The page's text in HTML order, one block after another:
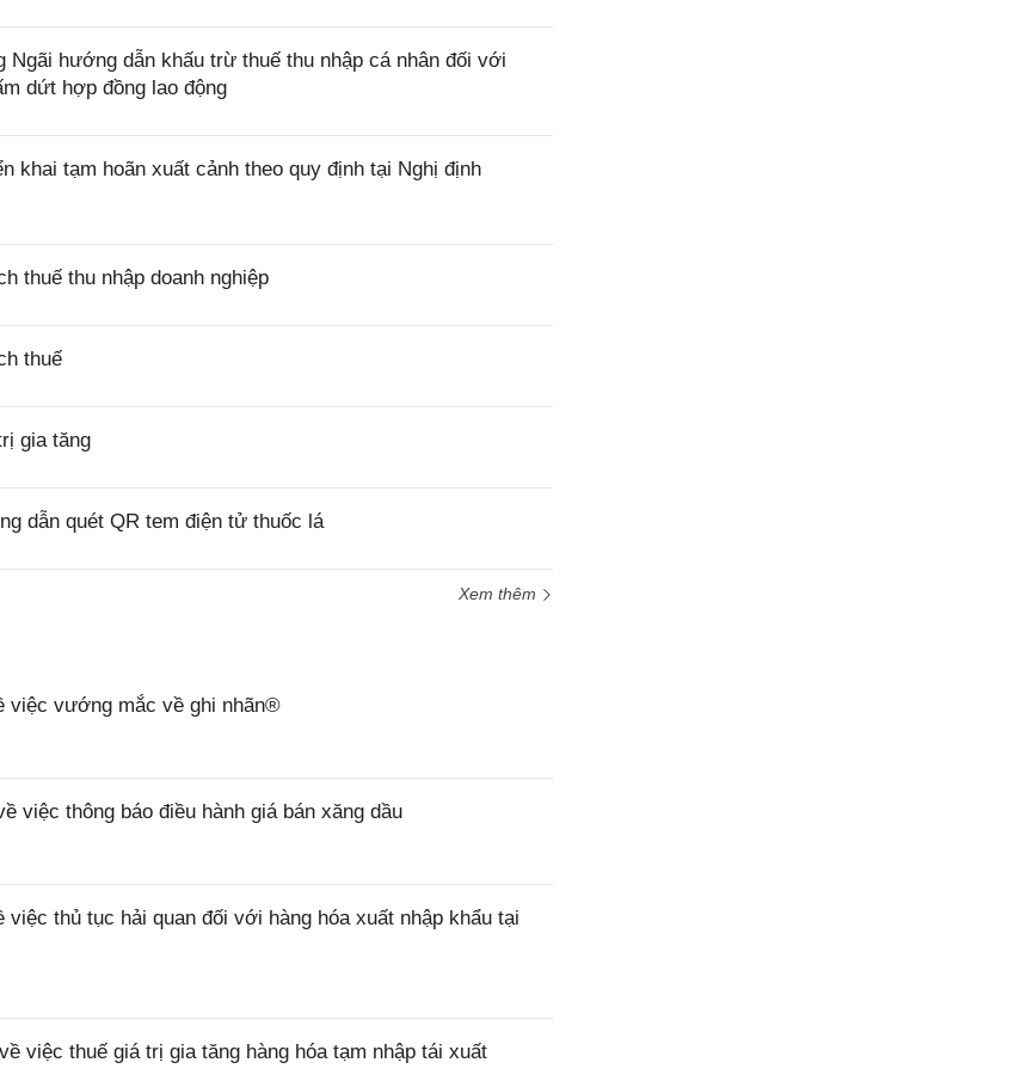
Ngãi hướng dẫn khấu trừ thuế thu nhập cá nhân đối với
dứt hợp đồng lao động
khai tạm hoãn xuất cảnh theo quy định tại Nghị định
thuế thu nhập doanh nghiệp
thuế
gia tăng
dẫn quét QR tem điện tử thuốc lá
Xem thêm
việc vướng mắc về ghi nhãn®
việc thông báo điều hành giá bán xăng dầu
thủ tục hải quan đối với hàng hóa xuất nhập khẩu tại
việc thuế giá trị gia tăng hàng hóa tạm nhập tái xuất